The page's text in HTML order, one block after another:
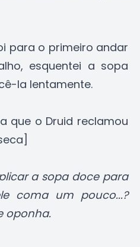
para o primeiro andar
esquentei a sopa
la lentamente.
que o Druid reclamou
a sopa doce para
coma um pouco...?
oponha.